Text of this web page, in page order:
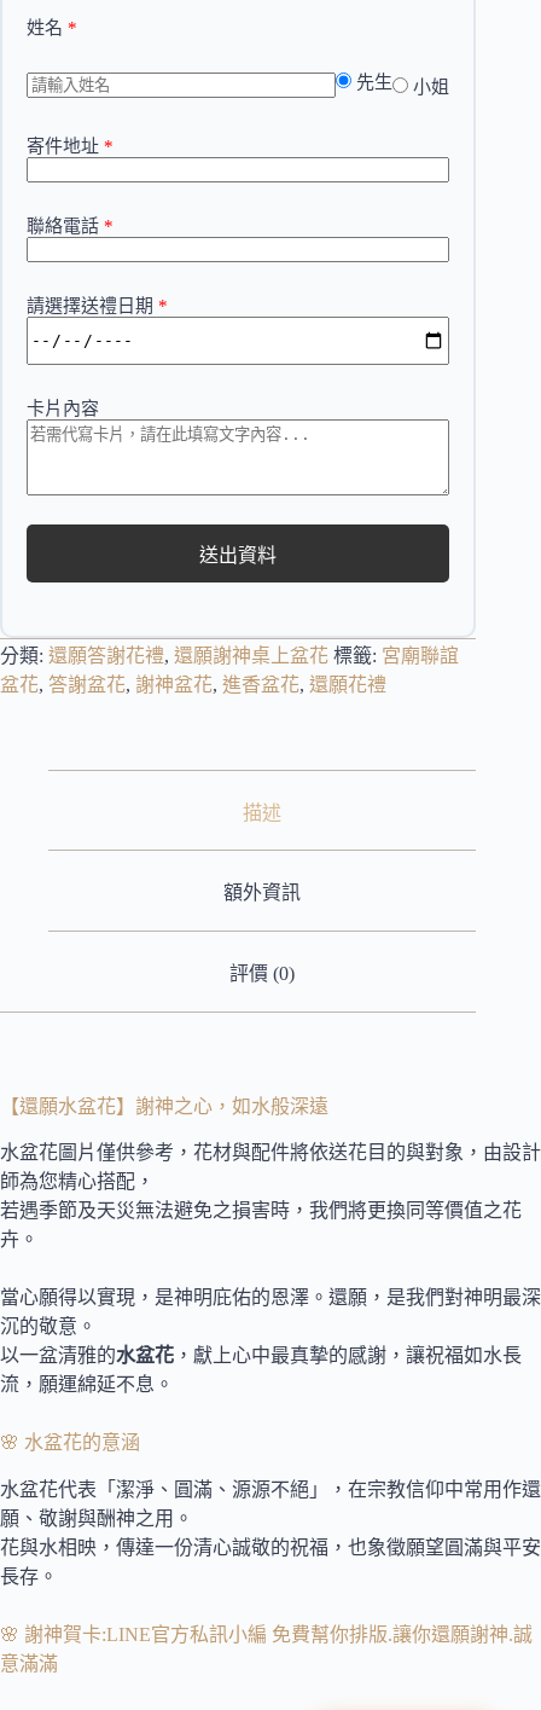
姓名 *
先生 小姐
寄件地址 *
聯絡電話 *
請選擇送禮日期 *
卡片內容
送出資料
分類: 還願答謝花禮, 還願謝神桌上盆花 標籤: 宮廟聯誼
盆花, 答謝盆花, 謝神盆花, 進香盆花, 還願花禮
描述
額外資訊
評價 (0)
【還願水盆花】謝神之心，如水般深遠
水盆花圖片僅供參考，花材與配件將依送花目的與對象，由設計
師為您精心搭配，
若遇季節及天災無法避免之損害時，我們將更換同等價值之花
卉。
當心願得以實現，是神明庇佑的恩澤。還願，是我們對神明最深
沉的敬意。
以一盆清雅的水盆花 ，獻上心中最真摯的感謝，讓祝福如水長
流，願運綿延不息。
🌸 水盆花的意涵
水盆花代表「潔淨、圓滿、源源不絕」，在宗教信仰中常用作還
願、敬謝與酬神之用。
花與水相映，傳達一份清心誠敬的祝福，也象徵願望圓滿與平安
長存。
🌸 謝神賀卡:LINE官方私訊小編 免費幫你排版.讓你還願謝神.誠
意滿滿